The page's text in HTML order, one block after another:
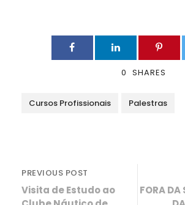
0 SHARES
Cursos Profissionais Palestras
PREVIOUS POST
Visita de Estudo ao
FORA DA